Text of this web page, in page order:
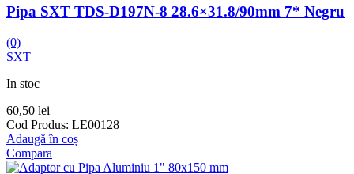
Pipa SXT TDS-D197N-8 28.6×31.8/90mm 7* Negru
(0)
SXT
In stoc
60,50 lei
Cod Produs: LE00128
Adaugă în coș
Compara